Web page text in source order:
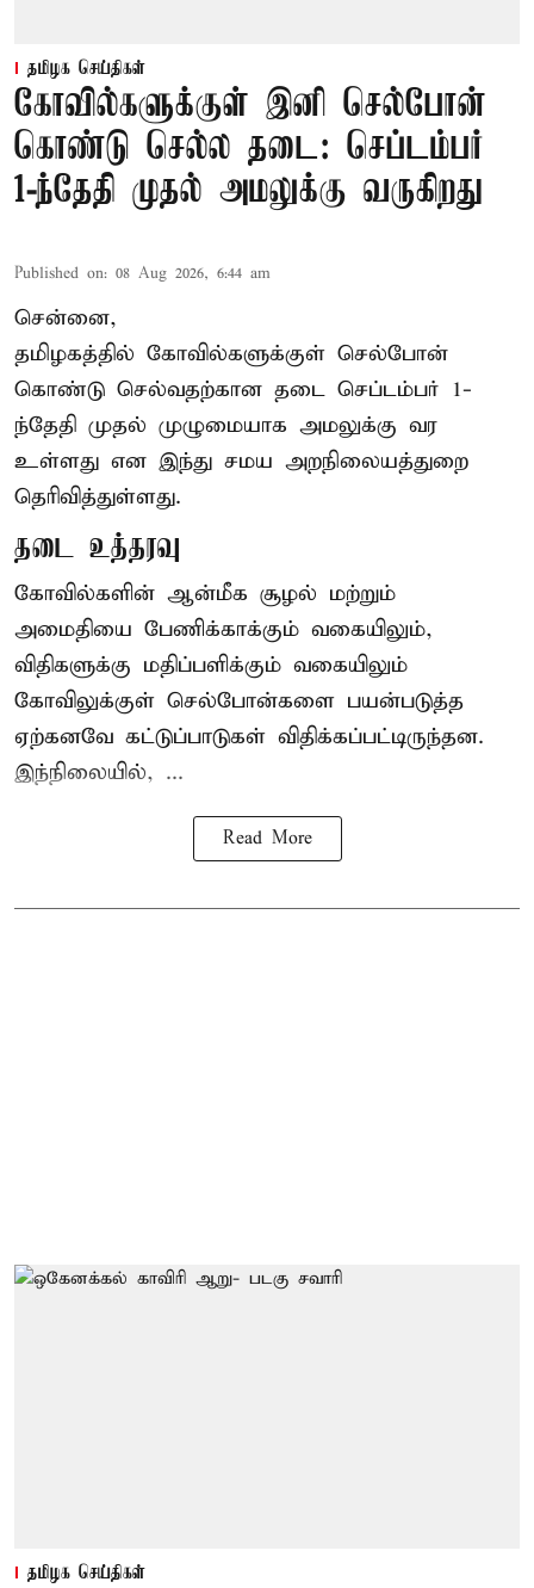
தமிழக செய்திகள்
கோவில்களுக்குள் இனி செல்போன்
கொண்டு செல்ல தடை: செப்டம்பர்
1-ந்தேதி முதல் அமலுக்கு வருகிறது
Published on: 08 Aug 2026, 6:44 am
சென்னை,
தமிழகத்தில் கோவில்களுக்குள் செல்போன்
கொண்டு செல்வதற்கான தடை செப்டம்பர் 1-
ந்தேதி முதல் முழுமையாக அமலுக்கு வர
உள்ளது என இந்து சமய அறநிலையத்துறை
தெரிவித்துள்ளது.
தடை உத்தரவு
கோவில்களின் ஆன்மீக சூழல் மற்றும்
அமைதியை பேணிக்காக்கும் வகையிலும்,
விதிகளுக்கு மதிப்பளிக்கும் வகையிலும்
கோவிலுக்குள் செல்போன்களை பயன்படுத்த
ஏற்கனவே கட்டுப்பாடுகள் விதிக்கப்பட்டிருந்தன.
இந்நிலையில், ...
Read More
தமிழக செய்திகள்